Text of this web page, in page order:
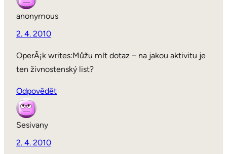
anonymous
2. 4. 2010
OperÃ¡k writes:Můžu mít dotaz – na jakou aktivitu je
ten živnostenský list?
Odpovědět
Sesivany
2. 4. 2010